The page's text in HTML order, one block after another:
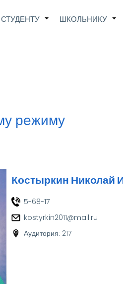
+
СТУДЕНТУ +
ШКОЛЬНИКУ
режиму
Костыркин Николай
5-68-17
kostyrkin2011@mail.ru
Аудитория: 217